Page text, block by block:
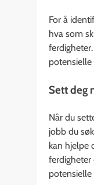
For å
hva som
potensielle
Sett deg
Når du
jobb du
kan hjelpe
ferdigheter